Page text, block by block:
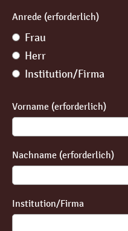
Anrede (erforderlich)
Frau
Herr
Institution/Firma
Vorname (erforderlich)
Nachname (erforderlich)
Institution/Firma